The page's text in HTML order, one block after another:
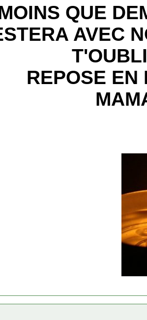
QUE
AVEC
REPOSE EN